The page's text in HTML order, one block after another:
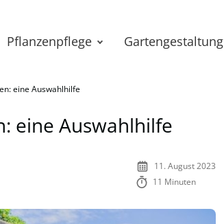
Pflanzenpflege Gartengestaltung
eine Auswahlhilfe
eine Auswahlhilfe
11. August 2023
11 Minuten